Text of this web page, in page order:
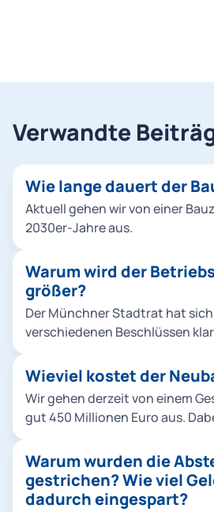
Verwandte
Wie lange dauert der
Aktuell gehen wir von einer
2030er-Jahre aus.
Warum wird der
größer?
Der Münchner Stadtrat hat
verschiedenen Beschlüssen
lebenswerter zu machen und
ist dabei ein zentraler Baustein
Ausbau. Die politisch
zuletzt wurden 2019 insgesamt
Typ Avenio bestellt. Abstellung
nur durch einen weiteren
Wieviel kostet der
Wir gehen derzeit von einem
gut 450 Millionen Euro aus.
handelt, die die
2020er-Jahre berücksichtigt.
Warum wurden die
gestrichen? Wie viel
dadurch eingespart?